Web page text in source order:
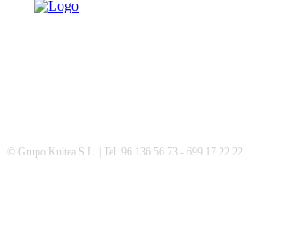
© Grupo Kultea S.L. | Tel. 96 136 56 73 - 699 17 22 22